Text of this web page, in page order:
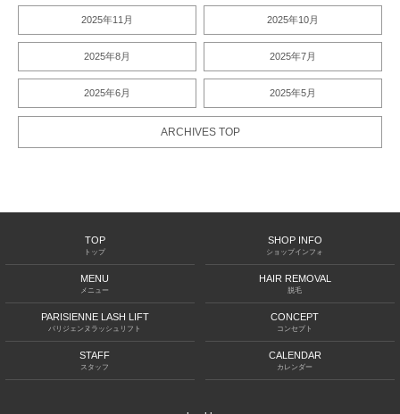
2025年11月 2025年10月
2025年8月 2025年7月
2025年6月 2025年5月
ARCHIVES TOP
TOP
トップ
SHOP INFO
ショップインフォ
MENU
メニュー
HAIR REMOVAL
脱毛
PARISIENNE LASH LIFT
パリジェンヌラッシュリフト
CONCEPT
コンセプト
STAFF
スタッフ
CALENDAR
カレンダー